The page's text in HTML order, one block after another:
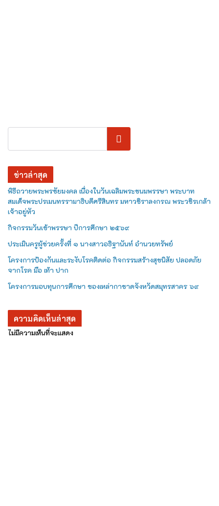
ค้นหา
ข่าวล่าสุด
พิธีถวายพระพรชัยมงคล เนื่องในวันเฉลิมพระชนมพรรษา พระบาท
สมเด็จพระปรเมนทรรามาธิบดีศรีสินทร มหาวชิราลงกรณ พระวชิรเกล้า
เจ้าอยู่หัว
กิจกรรมวันเข้าพรรษา ปีการศึกษา ๒๕๖๙
ประเมินครูผู้ช่วยครั้งที่ ๑ นางสาวอธิฐานันท์ อำนวยทรัพย์
โครงการป้องกันและระงับโรคติดต่อ กิจกรรมสร้างสุขนิสัย ปลอดภัย
จากโรค มือ เท้า ปาก
โครงการมอบทุนการศึกษา ของเหล่ากาชาดจังหวัดสมุทรสาคร ๖๙
ความคิดเห็นล่าสุด
ไม่มีความเห็นที่จะแสดง